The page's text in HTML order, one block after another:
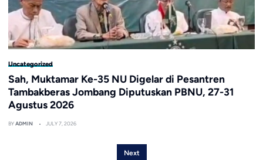
Uncategorized
Sah, Muktamar Ke-35 NU Digelar di Pesantren
Tambakberas Jombang Diputuskan PBNU, 27-31
Agustus 2026
BYADMIN JULY 7, 2026
Next